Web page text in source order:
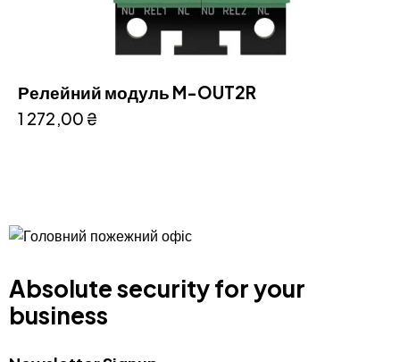
Релейний модуль M-OUT2R
1 272,00₴
Absolute security for your
business